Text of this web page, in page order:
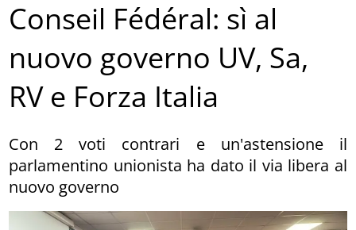
Conseil Fédéral: sì al
nuovo governo UV, Sa,
RV e Forza Italia
Con 2 voti contrari e un'astensione il
parlamentino unionista ha dato il via libera al
nuovo governo